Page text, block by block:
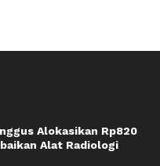
Alokasikan Rp820
Alat Radiologi